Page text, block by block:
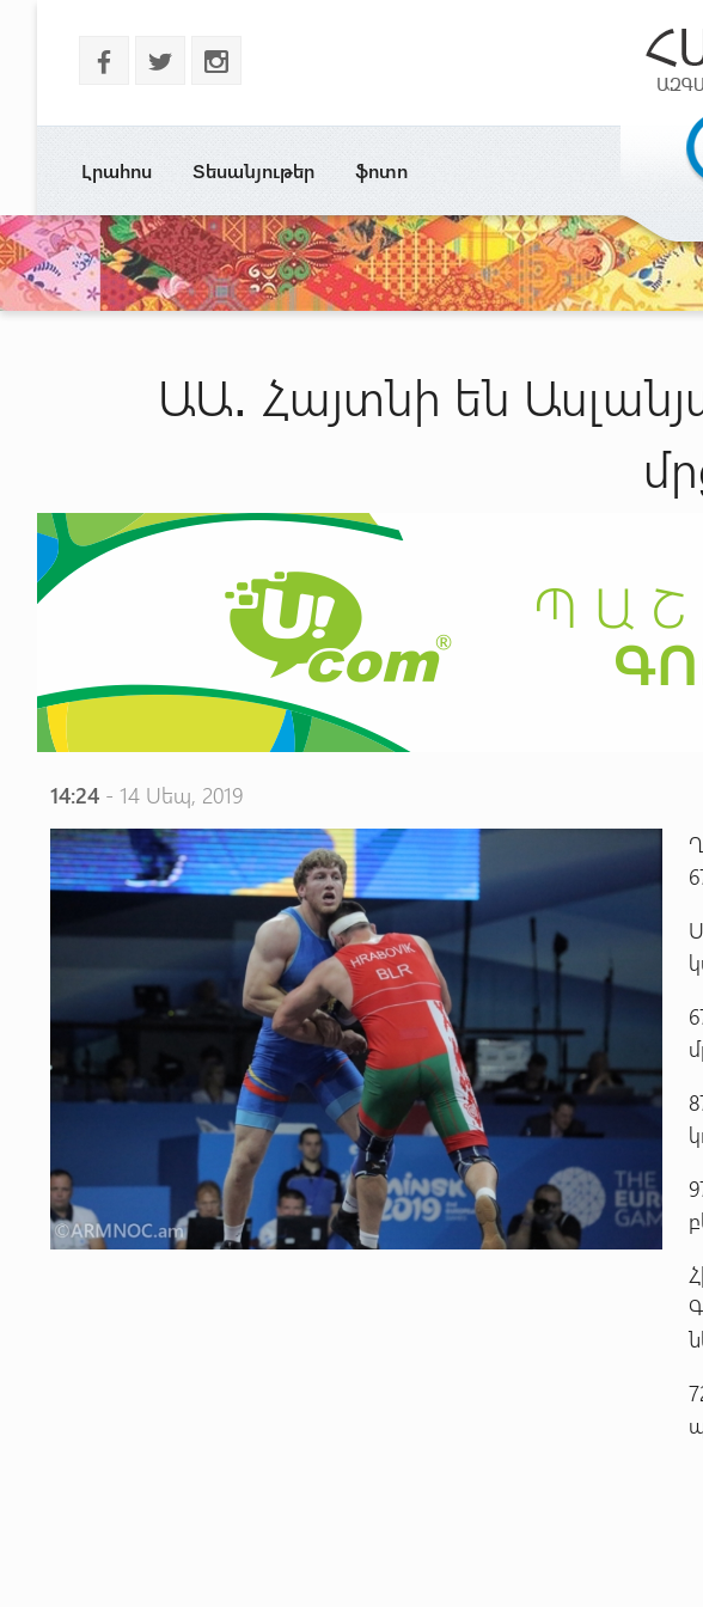
b a x
Լրահոս Տեսանյութեր ֆոտո
ԱԱ․ Հայտնի են
14:24 - 14 Սեպ, 2019